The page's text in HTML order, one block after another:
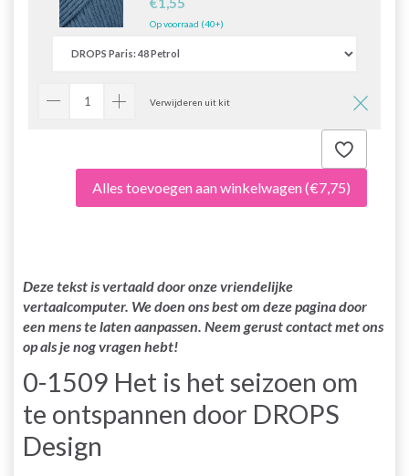
Op voorraad (40+)
Verwijderen uit kit
Alles toevoegen aan winkelwagen(€7,75)
Deze tekst is vertaald door onze vriendelijke
vertaalcomputer. We doen ons best om deze pagina door
een mens te laten aanpassen. Neem gerust contact met ons
op als je nog vragen hebt!
0-1509 Het is het seizoen om
te ontspannen door DROPS
Design